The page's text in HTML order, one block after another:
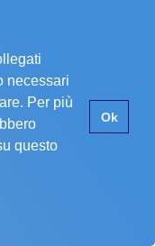
non esiste.
necessari
Per più
questo
Ok